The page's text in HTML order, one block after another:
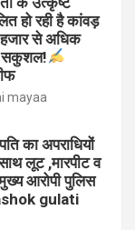
हो रही है कांवड़
से अधिक
सकुशल!
mayaa
का अपराधियों
लूट ,मारपीट व
आरोपी पुलिस
gulati